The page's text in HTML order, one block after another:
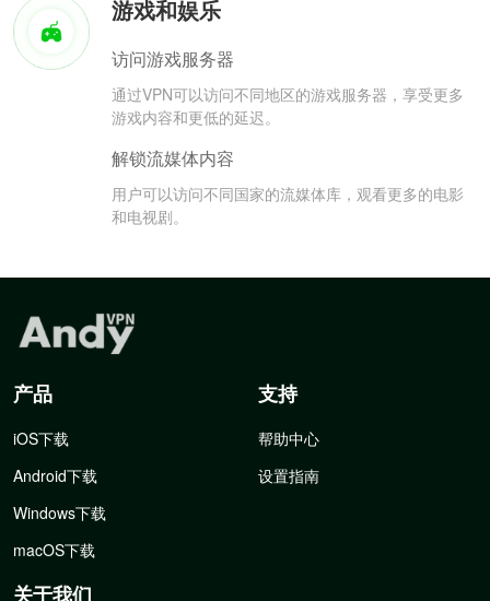
游戏和娱乐
访问游戏服务器
通过VPN可以访问不同地区的游戏服务器，享受更多
游戏内容和更低的延迟。
解锁流媒体内容
用户可以访问不同国家的流媒体库，观看更多的电影
和电视剧。
产品
iOS下载
Android下载
Windows下载
macOS下载
支持
帮助中心
设置指南
关于我们